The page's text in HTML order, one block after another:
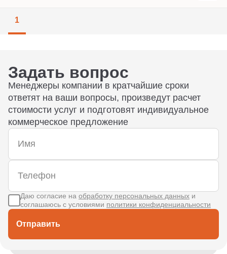
1
Задать вопрос
Менеджеры компании в кратчайшие сроки
ответят на ваши вопросы, произведут расчет
стоимости услуг и подготовят индивидуальное
коммерческое предложение
Отправить
Даю согласие на обработку персональных данных и
соглашаюсь с условиями политики конфиденциальности